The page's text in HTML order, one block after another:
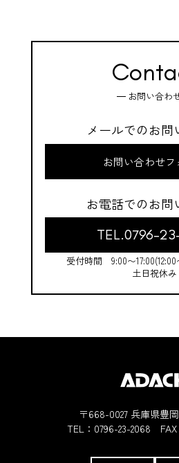
お問い合わ
メールでのお問
お問い合わせフ
お電話でのお問
TEL.0796-
受付時間 9:00〜17:00(12:00
土日祝休み
〒668-0027 兵庫県豊
TEL： 0796-23-2068 FAX